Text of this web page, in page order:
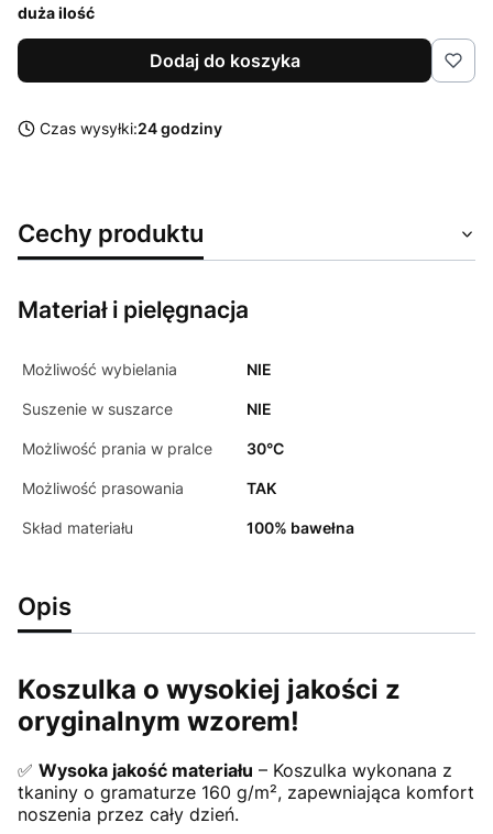
duża ilość
Dodaj do koszyka
Czas wysyłki:24 godziny
Cechy produktu
Materiał i pielęgnacja
Możliwość wybielania NIE
Suszenie w suszarce NIE
Możliwość prania w pralce 30°C
Możliwość prasowania TAK
Skład materiału 100% bawełna
Opis
Koszulka o wysokiej jakości z
oryginalnym wzorem!
✅ Wysoka jakość materiału – Koszulka wykonana z
tkaniny o gramaturze 160 g/m², zapewniająca komfort
noszenia przez cały dzień.